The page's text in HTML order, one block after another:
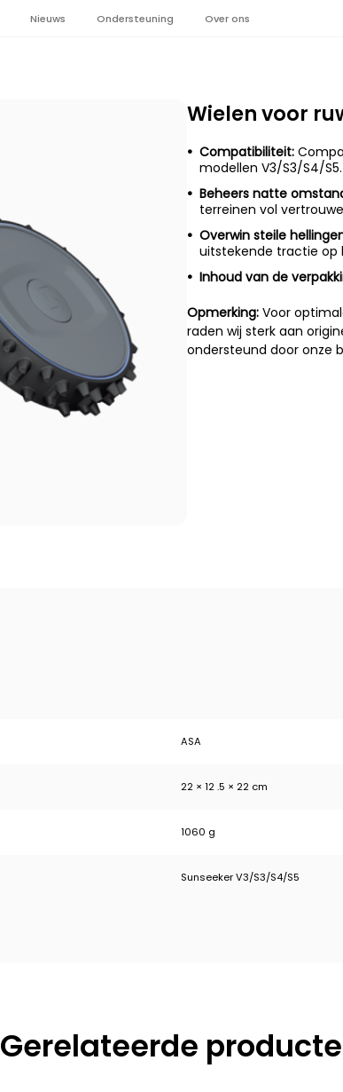
Nieuws Ondersteuning Over ons
Wielen voor
Compatibiliteit:
modellen V3/S3/S4/S5.
Beheers natte
terreinen vol
Overwin steile
uitstekende tractie op
Inhoud van de
Opmerking: Voor
raden wij sterk aan
ondersteund door onze
ASA
22 × 12 .5 × 22 cm
1060 g
Sunseeker V3/S3/S4/S5
Gerelateerde